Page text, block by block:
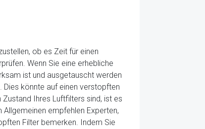
ob es Zeit für einen
Wenn Sie eine erhebliche
ist und ausgetauscht werden
Dies könnte auf einen verstopften
Ihres Luftfilters sind, ist es
empfehlen Experten,
Filter bemerken. Indem Sie